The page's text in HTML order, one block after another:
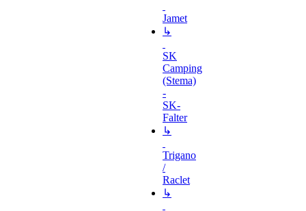
Jamet
↳
SK
Camping
(Stema)
-
SK-
Falter
↳
Trigano
/
Raclet
↳